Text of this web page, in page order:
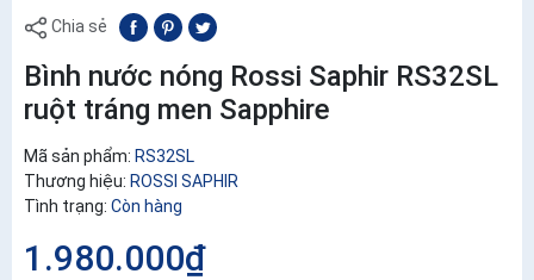
Chia sẻ
Bình nước nóng Rossi Saphir RS32SL
ruột tráng men Sapphire
Mã sản phẩm: RS32SL
Thương hiệu: ROSSI SAPHIR
Tình trạng: Còn hàng
1.980.000₫